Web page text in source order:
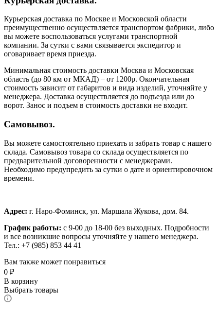
Курьерская доставка по Москве и Московской области
преимущественно осуществляется транспортом фабрики, либо
вы можете воспользоваться услугами транспортной
компании. За сутки с вами связывается экспедитор и
оговаривает время приезда.
Минимальная стоимость доставки Москва и Московская
область (до 80 км от МКАД) – от 1200р. Окончательная
стоимость зависит от габаритов и вида изделий, уточняйте у
менеджера. Доставка осуществляется до подъезда или до
ворот. Занос и подъем в стоимость доставки не входит.
Самовывоз.
Вы можете самостоятельно приехать и забрать товар с нашего
склада. Самовывоз товара со склада осуществляется по
предварительной договоренности с менеджерами.
Необходимо предупредить за сутки о дате и ориентировочном
времени.
Адрес: г. Наро-Фоминск, ул. Маршала Жукова, дом. 84.
График работы: с 9-00 до 18-00 без выходных. Подробности
и все возникшие вопросы уточняйте у нашего менеджера.
Тел.: +7 (985) 853 44 41
Вам также может понравиться
0 ₽
В корзину
Выбрать товары